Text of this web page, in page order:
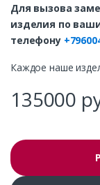
Для вызова
изделия по
телефону
Каждое наше
135000